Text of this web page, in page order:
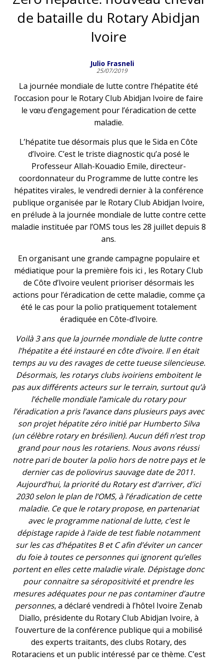
de bataille du Rotary Abidjan
Ivoire
Julio Frasneli
25/07/2019
La journée mondiale de lutte contre l’hépatite été
l’occasion pour le Rotary Club Abidjan Ivoire de faire
le vœu d’engagement pour l’éradication de cette
maladie.
L’hépatite tue désormais plus que le Sida en Côte
d’Ivoire. C’est le triste diagnostic qu’a posé le
Professeur Allah-Kouadio Emile, directeur-
coordonnateur du Programme de lutte contre les
hépatites virales, le vendredi dernier à la conférence
publique organisée par le Rotary Club Abidjan Ivoire,
en prélude à la journée mondiale de lutte contre cette
maladie instituée par l’OMS tous les 28 juillet depuis 8
ans.
En organisant une grande campagne populaire et
médiatique pour la première fois ici , les Rotary Club
de Côte d’Ivoire veulent prioriser désormais les
actions pour l’éradication de cette maladie, comme ça
été le cas pour la polio pratiquement totalement
éradiquée en Côte-d’Ivoire.
Voilà 3 ans que la journée mondiale de lutte contre
l’hépatite a été instauré en côte d’ivoire. Il en était
temps au vu des ravages de cette tueuse silencieuse.
Désormais, les rotarys clubs ivoiriens emboitent le
pas aux différents acteurs sur le terrain, surtout qu’à
l’échelle mondiale l’amicale du rotary pour
l’éradication a pris l’avance dans plusieurs pays avec
son projet hépatite zéro initié par Humberto Silva
(un célèbre rotary en brésilien). Aucun défi n’est trop
grand pour nous les rotariens. Nous avons réussi
notre pari de bouter la polio hors de notre pays et le
dernier cas de poliovirus sauvage date de 2011.
Aujourd’hui, la priorité du Rotary est d’arriver, d’ici
2030 selon le plan de l’OMS, à l’éradication de cette
maladie. Ce que le rotary propose, en partenariat
avec le programme national de lutte, c’est le
dépistage rapide à l’aide de test fiable notamment
sur les cas d’hépatites B et C afin d’éviter un cancer
du foie à toutes ce personnes qui ignorent qu’elles
portent en elles cette maladie virale. Dépistage donc
pour connaitre sa séropositivité et prendre les
mesures adéquates pour ne pas contaminer d’autre
personnes, a déclaré vendredi à l’hôtel Ivoire Zenab
Diallo, présidente du Rotary Club Abidjan Ivoire, à
l’ouverture de la conférence publique qui a mobilisé
des experts traitants, des clubs Rotary, des
Rotaraciens et un public intéressé par ce thème. C’est